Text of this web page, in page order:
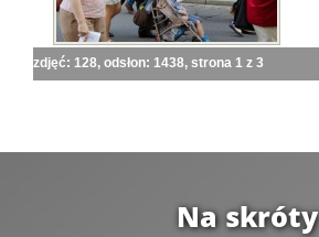
zdjęć: 128, odsłon: 1438, strona 1 z 3
Na skróty